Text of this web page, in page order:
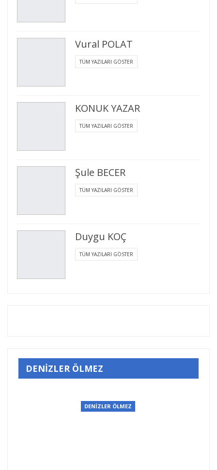
Vural POLAT
TÜM YAZILARI GÖSTER
KONUK YAZAR
TÜM YAZILARI GÖSTER
Şule BECER
TÜM YAZILARI GÖSTER
Duygu KOÇ
TÜM YAZILARI GÖSTER
DENİZLER ÖLMEZ
DENİZLER ÖLMEZ